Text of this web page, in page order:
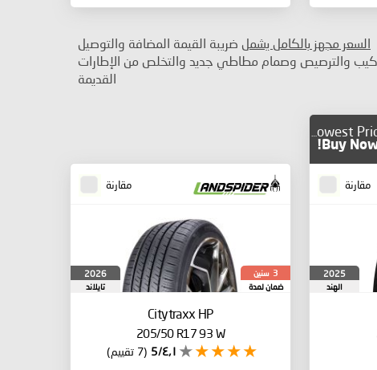
السعر مجهز بالكامل يشمل ضريبة القيمة المضافة والتوصيل
والترصيص وصمام مطاطي جديد والتخلص من الإطارات
القديمة
Buy
مقارنة
2025
الهند
مقارنة
3 سنين
ضمان لمدة
2026
تايلاند
Citytraxx HP
205/50 R17 93 W
٤٫١/5 (7 تقييم)